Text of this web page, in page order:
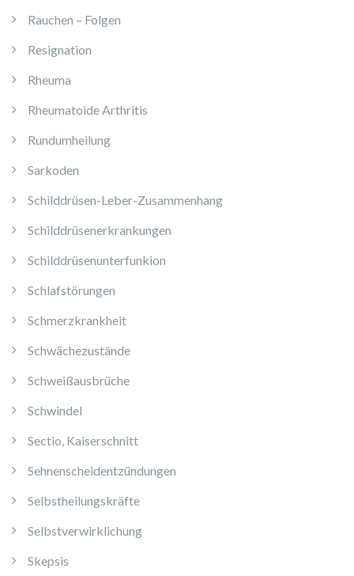
Rauchen – Folgen
Resignation
Rheuma
Rheumatoide Arthritis
Rundumheilung
Sarkoden
Schilddrüsen-Leber-Zusammenhang
Schilddrüsenerkrankungen
Schilddrüsenunterfunkion
Schlafstörungen
Schmerzkrankheit
Schwächezustände
Schweißausbrüche
Schwindel
Sectio, Kaiserschnitt
Sehnenscheidentzündungen
Selbstheilungskräfte
Selbstverwirklichung
Skepsis